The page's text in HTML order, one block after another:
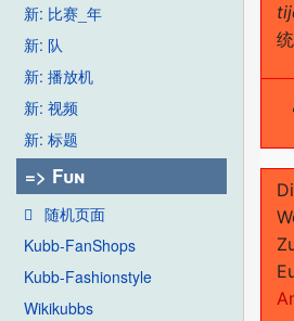
新: 比赛_年
新: 队
新: 播放机
新: 视频
新: 标题
=> Fun
随机页面
Kubb-FanShops
Kubb-Fashionstyle
Wikikubbs